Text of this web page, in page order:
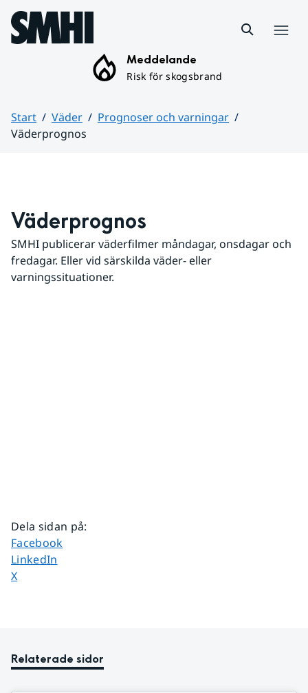
Hoppa till sidans innehåll
Meddelande
Risk för skogsbrand
Start Väder
Prognoser och varningar
Väderprognos
Väderprognos
SMHI publicerar väderfilmer måndagar, onsdagar och
fredagar. Eller vid särskilda väder- eller
varningssituationer.
Dela sidan på:
Dela sidan på
Facebook
Dela sidan på
LinkedIn
Dela sidan på
X
Relaterade sidor